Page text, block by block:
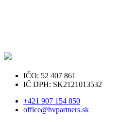
IČO: 52 407 861
IČ DPH: SK2121013532
+421 907 154 850
office@hvpartners.sk